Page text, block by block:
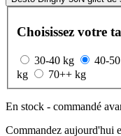
Choisissez votre
30-40 kg 40-
kg
70++ kg
En stock - commandé
Commandez aujourd'hui